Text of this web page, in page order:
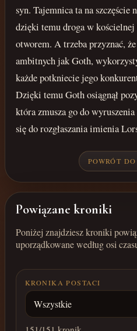
syn. Tajemnica ta na szczęście
dzięki temu droga w
otworem. A trzeba przyznać, że
ambitnych jak Goth,
każde potkniecie jego
Dzięki temu Goth osiągnął
która zmusza go do
się do rozgłaszania imienia
POWRÓT
Powiązane kroniki
Poniżej znajdziesz kroniki
uporządkowane według osi
KRONIKA POSTACI